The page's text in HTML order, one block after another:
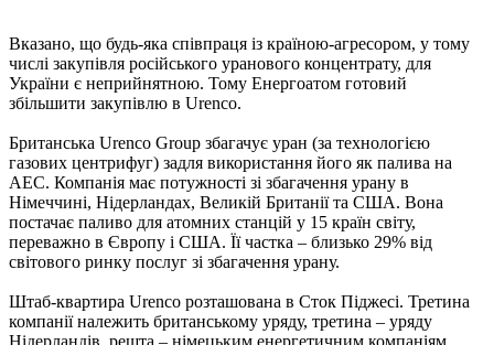
Вказано, що будь-яка співпраця із країною-агресором, у тому
числі закупівля російського уранового концентрату, для
України є неприйнятною. Тому Енергоатом готовий
збільшити закупівлю в Urenco.
Британська Urenco Group збагачує уран (за технологією
газових центрифуг) задля використання його як палива на
АЕС. Компанія має потужності зі збагачення урану в
Німеччині, Нідерландах, Великій Британії та США. Вона
постачає паливо для атомних станцій у 15 країн світу,
переважно в Європу і США. Її частка – близько 29% від
світового ринку послуг зі збагачення урану.
Штаб-квартира Urenco розташована в Сток Піджесі. Третина
компанії належить британському уряду, третина – уряду
Нідерландів, решта – німецьким енергетичним компаніям